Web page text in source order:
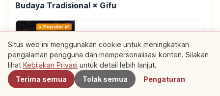
Budaya Tradisional × Gifu
Populer #1
Zukuri dan Warisan UNESCO
Hida Furukawa Gifu: Gudang Putih,
Situs web ini menggunakan cookie untuk meningkatkan
pengalaman pengguna dan mempersonalisasi konten. Silakan
lihat Kebijakan Privasi untuk detail lebih lanjut.
Terima semua
Tolak semua Pengaturan